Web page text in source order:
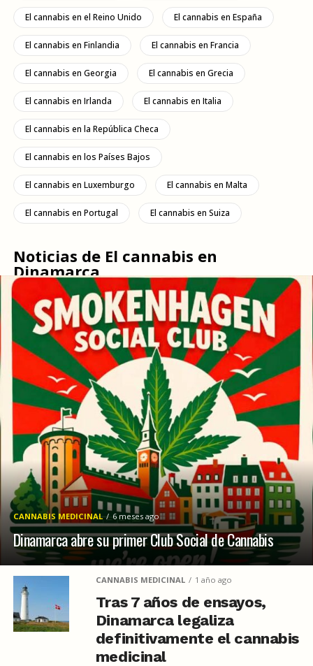
El cannabis en el Reino Unido El cannabis en España
El cannabis en Finlandia El cannabis en Francia
El cannabis en Georgia El cannabis en Grecia
El cannabis en Irlanda El cannabis en Italia
El cannabis en la República Checa
El cannabis en los Países Bajos
El cannabis en Luxemburgo El cannabis en Malta
El cannabis en Portugal El cannabis en Suiza
Noticias de El cannabis en
Dinamarca
CANNABIS MEDICINAL 6 meses ago
Dinamarca abre su primer Club Social de Cannabis
CANNABIS MEDICINAL 1 año ago
Tras 7 años de ensayos,
Dinamarca legaliza
definitivamente el cannabis
medicinal